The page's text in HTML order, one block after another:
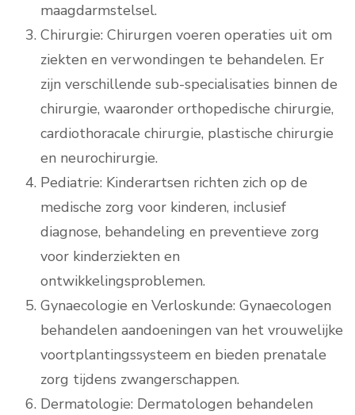
maagdarmstelsel.
Chirurgie: Chirurgen voeren operaties uit om
ziekten en verwondingen te behandelen. Er
zijn verschillende sub-specialisaties binnen de
chirurgie, waaronder orthopedische chirurgie,
cardiothoracale chirurgie, plastische chirurgie
en neurochirurgie.
Pediatrie: Kinderartsen richten zich op de
medische zorg voor kinderen, inclusief
diagnose, behandeling en preventieve zorg
voor kinderziekten en
ontwikkelingsproblemen.
Gynaecologie en Verloskunde: Gynaecologen
behandelen aandoeningen van het vrouwelijke
voortplantingssysteem en bieden prenatale
zorg tijdens zwangerschappen.
Dermatologie: Dermatologen behandelen